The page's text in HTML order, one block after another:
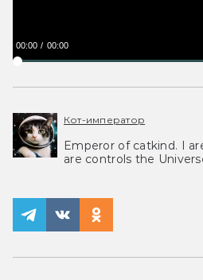
00:00 00:00
Кот-император
Emperor of catkind. I
are controls the